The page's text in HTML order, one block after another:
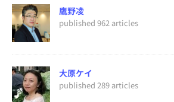
鷹野凌
published 962 articles
大原ケイ
published 289 articles